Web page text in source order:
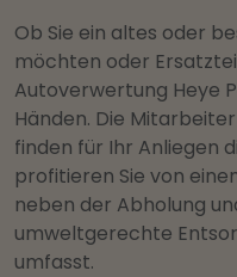
Ob Sie ein altes oder
möchten oder
Autoverwertung Heye
Händen. Die
finden für Ihr Anliegen
profitieren Sie von
neben der Abholung
umweltgerechte
umfasst.